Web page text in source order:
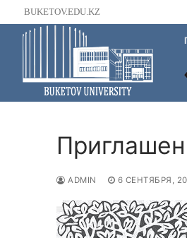
Перейти
к
содержимому
BUKETOV.EDU.KZ
ADMIN 6 СЕНТЯБРЯ,